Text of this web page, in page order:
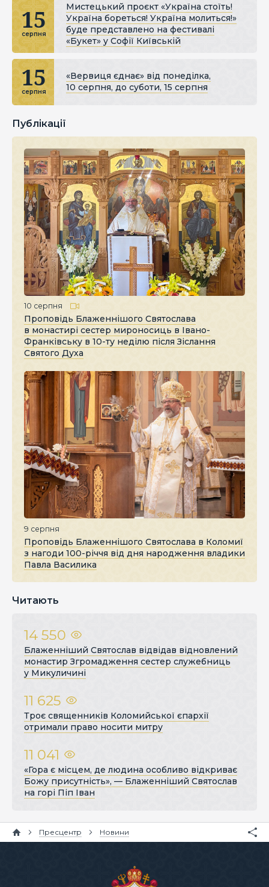
15
серпня
Мистецький проєкт «Україна стоїть!
Україна бореться! Україна молиться!»
буде представлено на фестивалі
«Букет» у Софії Київській
15
серпня
«Вервиця єднає» від понеділка,
10 серпня, до суботи, 15 серпня
Публікації
10 серпня
Проповідь Блаженнішого Святослава
в монастирі сестер мироносиць в Івано-
Франківську в 10-ту неділю після Зіслання
Святого Духа
9 серпня
Проповідь Блаженнішого Святослава в Коломиї
з нагоди 100-річчя від дня народження владики
Павла Василика
Читають
14 550
Блаженніший Святослав відвідав відновлений
монастир Згромадження сестер служебниць
у Микуличині
11 625
Троє священників Коломийської єпархії
отримали право носити митру
11 041
«Гора є місцем, де людина особливо відкриває
Божу присутність», — Блаженніший Святослав
на горі Піп Іван
Пресцентр Новини